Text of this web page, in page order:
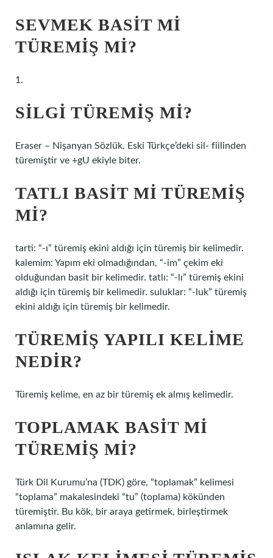
SEVMEK BASIT MI
TÜREMIŞ MI?
1.
SILGI TÜREMIŞ MI?
Eraser – Nişanyan Sözlük. Eski Türkçe’deki sil- fiilinden
türemiştir ve +gU ekiyle biter.
TATLI BASIT MI TÜREMIŞ
MI?
tarti: “-ı” türemiş ekini aldığı için türemiş bir kelimedir.
kalemim: Yapım eki olmadığından, “-im” çekim eki
olduğundan basit bir kelimedir. tatlı: “-lı” türemiş ekini
aldığı için türemiş bir kelimedir. suluklar: “-luk” türemiş
ekini aldığı için türemiş bir kelimedir.
TÜREMIŞ YAPILI KELIME
NEDIR?
Türemiş kelime, en az bir türemiş ek almış kelimedir.
TOPLAMAK BASIT MI
TÜREMIŞ MI?
Türk Dil Kurumu’na (TDK) göre, “toplamak” kelimesi
“toplama” makalesindeki “tu” (toplama) kökünden
türemiştir. Bu kök, bir araya getirmek, birleştirmek
anlamına gelir.